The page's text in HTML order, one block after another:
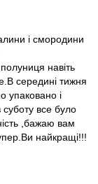
і смородини
навіть
середині тижня
упаковано і
все було
,бажаю вам
найкращі!!!